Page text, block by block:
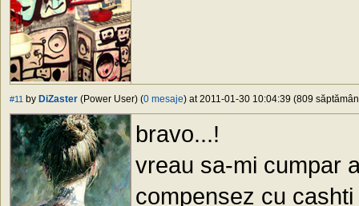
#11 by DiZaster (Power User) (0 mesaje) at 2011-01-30 10:04:39 (809
bravo...!
vreau sa-mi cumpar
compensez cu